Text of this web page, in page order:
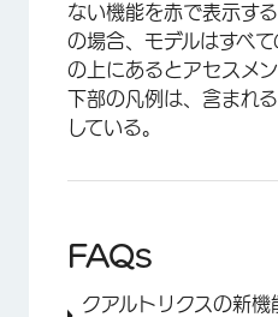
ない機能を赤で表示す
の場合、モデルはすべ
の上にあるとアセスメ
下部の凡例は、含まれ
している。
FAQs
クアルトリクスの新